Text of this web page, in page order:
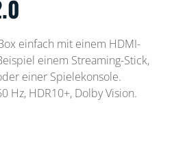
einfach mit einem HDMI-
einem Streaming-Stick,
einer Spielekonsole.
Hz, HDR10+, Dolby Vision.